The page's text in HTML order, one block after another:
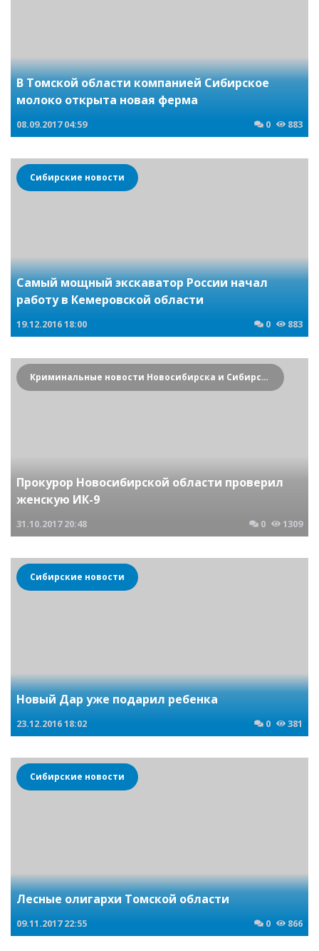
В Томской области компанией Сибирское
молоко открыта новая ферма
08.09.2017 04:59 0 883
Сибирские новости
Самый мощный экскаватор России начал
работу в Кемеровской области
19.12.201618:00 0 883
Криминальные новости Новосибирска и Сибирского региона
Прокурор Новосибирской области проверил
женскую ИК-9
31.10.2017 20:48 0 1309
Сибирские новости
Новый Дар уже подарил ребенка
23.12.201618:02 0 381
Сибирские новости
Лесные олигархи Томской области
09.11.2017 22:55 0 866